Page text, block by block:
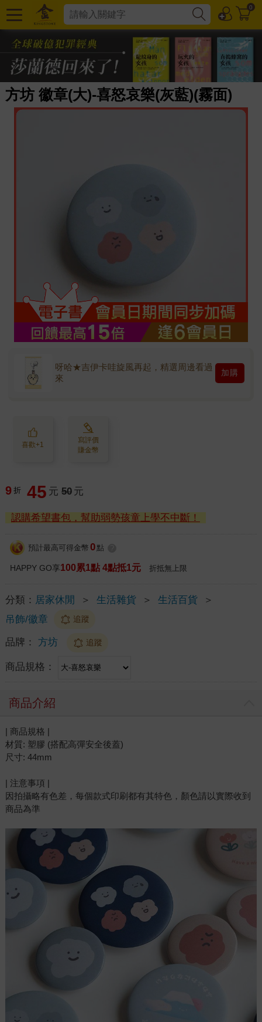
0
方坊 徽章(大)-喜怒哀樂(灰藍)(霧面)
呀哈★吉伊卡哇旋風再起，精選周邊看過
來
加購
喜歡+1
寫評價
賺金幣
9 折 45 元 50 元
認購希望書包，幫助弱勢孩童上學不中斷！
預計最高可得金幣 0 點
HAPPY GO享100累1點 4點抵1元 折抵無上限
分類： 居家休閒 ＞ 生活雜貨 ＞ 生活百貨
＞
吊飾/徽章
追蹤
品牌： 方坊 追蹤
商品規格：
商品介紹
| 商品規格 |
材質: 塑膠 (搭配高彈安全後蓋)
尺寸: 44mm
| 注意事項 |
因拍攝略有色差，每個款式印刷都有其特色，顏色請以實際收到
商品為準